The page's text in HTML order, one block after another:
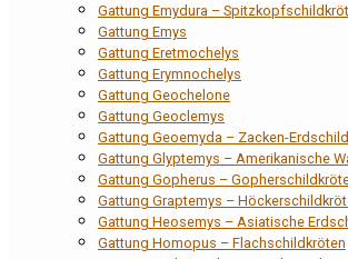
Gattung Emydura –
Gattung Emys
Gattung Eretmochelys
Gattung Erymnochelys
Gattung Geochelone
Gattung Geoclemys
Gattung Geoemyda – Zacken-
Gattung Glyptemys – Amerikanische
Gattung Gopherus –
Gattung Graptemys –
Gattung Heosemys – Asiatische
Gattung Homopus – Flachschildkröten